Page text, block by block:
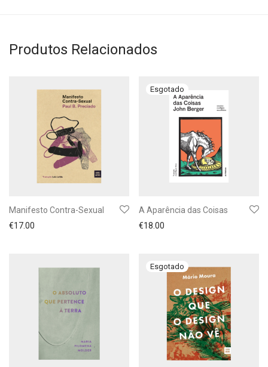
Produtos Relacionados
Manifesto Contra-Sexual
€17.00
A Aparência das Coisas
€18.00